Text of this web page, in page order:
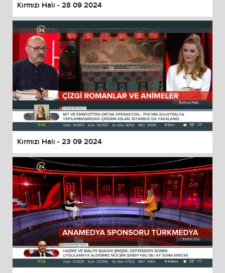
Kırmızı Halı - 28 09 2024
Kırmızı Halı - 23 09 2024